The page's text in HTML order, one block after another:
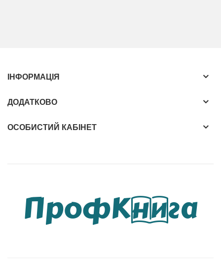
ІНФОРМАЦІЯ
ДОДАТКОВО
ОСОБИСТИЙ КАБІНЕТ